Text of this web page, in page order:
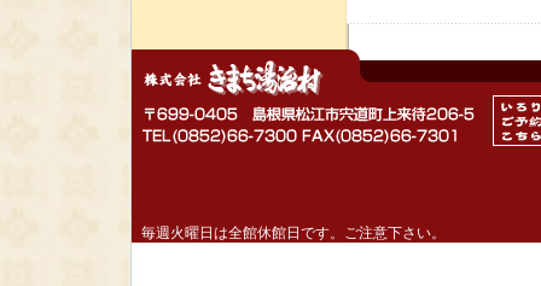
毎週火曜日は全館休館日です。ご注意下さい。